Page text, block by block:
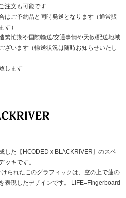
注文も可能です
はご予約品と同時発送となります（通常販
す）
繁忙期や国際輸送/交通事情や天候/配送地域
ざいます（輸送状況は随時お知らせいたし
します
した【HOODED x BLACKRIVER】のスペ
ッキです。
られたこのグラフィックは、空の上で蓮の
表現したデザインです。 LIFE=Fingerboard